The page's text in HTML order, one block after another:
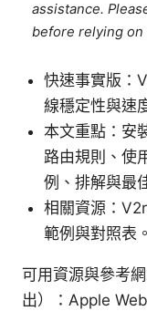
assistance.
before relying on
快速事實版：
線穩定性與速
本文重點：安
路由規則、使
例、排解與最
相關資源：
範例與對照表。
可用資源與參考
出）：Apple